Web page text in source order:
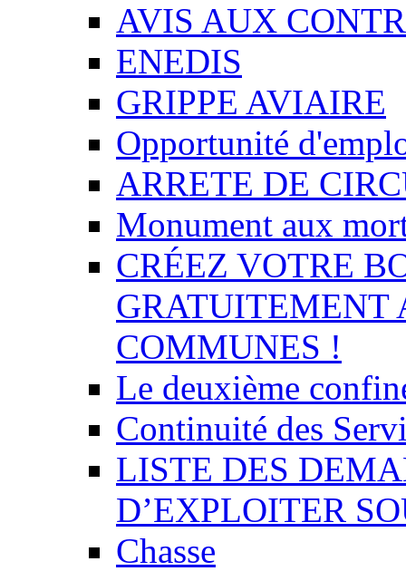
AVIS AUX
ENEDIS
GRIPPE AVIAIRE
Opportunité
ARRETE DE
Monument aux
CRÉEZ VOTRE
GRATUITEMENT
COMMUNES !
Le deuxième
Continuité des
LISTE DES
D’EXPLOITER
Chasse